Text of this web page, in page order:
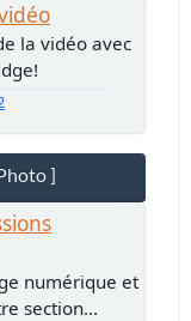
la vidéo avec
]
numérique et
section...